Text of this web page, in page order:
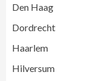
Den Haag
Dordrecht
Haarlem
Hilversum